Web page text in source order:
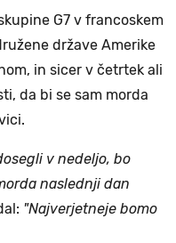
G7 v francoskem
države Amerike
in sicer v četrtek ali
da bi se sam morda
v nedeljo, bo
naslednji dan
"Najverjetneje bomo